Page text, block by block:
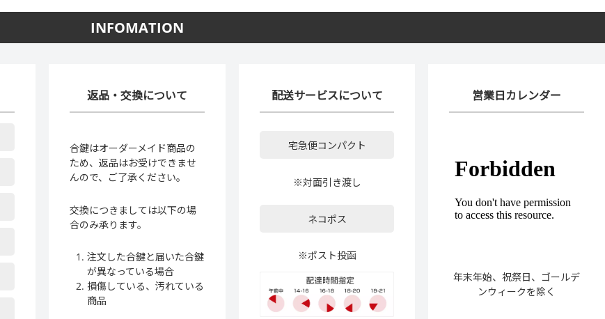
INFOMATION
返品・交換について
合鍵はオーダーメイド商品の
ため、返品はお受けできませ
んので、ご了承ください。
交換につきましては以下の場
合のみ承ります。
注文した合鍵と届いた合鍵
が異なっている場合
損傷している、汚れている
商品
配送サービスについて
宅急便コンパクト
※対面引き渡し
ネコポス
※ポスト投函
営業日カレンダー
年末年始、祝祭日、ゴールデ
ンウィークを除く